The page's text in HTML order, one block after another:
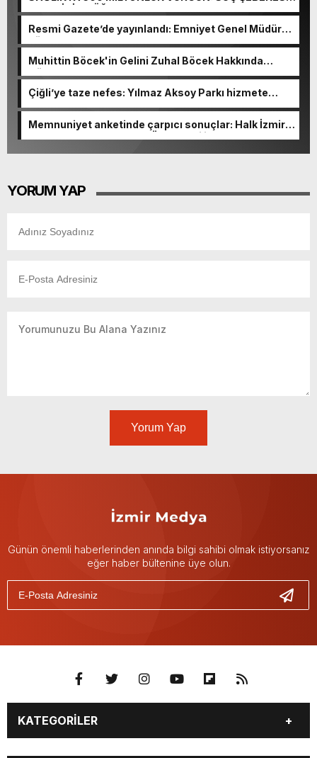
KAÇIŞ İÇİN DÜĞMEYE BASTI!
Resmi Gazete’de yayınlandı: Emniyet Genel Müdürü
görevden alındı!
Muhittin Böcek'in Gelini Zuhal Böcek Hakkında
Gözaltı Kararı!
Çiğli’ye taze nefes: Yılmaz Aksoy Parkı hizmete
açıldı
Memnuniyet anketinde çarpıcı sonuçlar: Halk İzmirli
başkanlardan memnun, Ömer Eşki ilk sırada
YORUM YAP
Yorum Yap
Günün önemli haberlerinden anında bilgi sahibi olmak istiyorsanız
eğer haber bültenine üye olun.
KATEGORİLER